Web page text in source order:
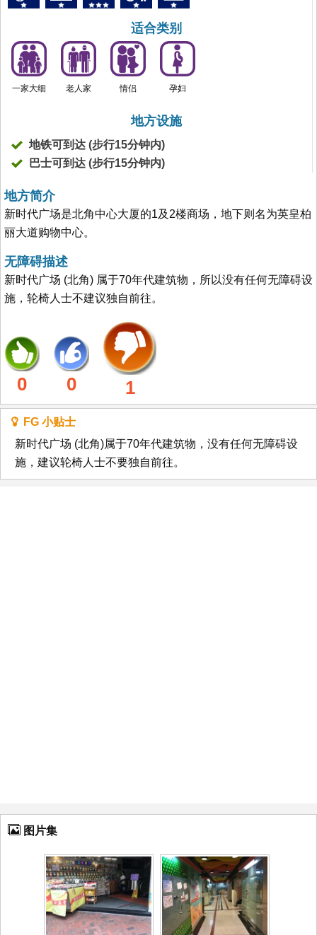
适合类别
一家大细 老人家 情侣 孕妇
地方设施
地铁可到达 (步行15分钟内)
巴士可到达 (步行15分钟内)
地方简介
新时代广场是北角中心大厦的1及2楼商场，地下则名为英皇柏
丽大道购物中心。
无障碍描述
新时代广场 (北角) 属于70年代建筑物，所以没有任何无障碍设
施，轮椅人士不建议独自前往。
0 0 1
FG 小贴士
新时代广场 (北角)属于70年代建筑物，没有任何无障碍设
施，建议轮椅人士不要独自前往。
图片集